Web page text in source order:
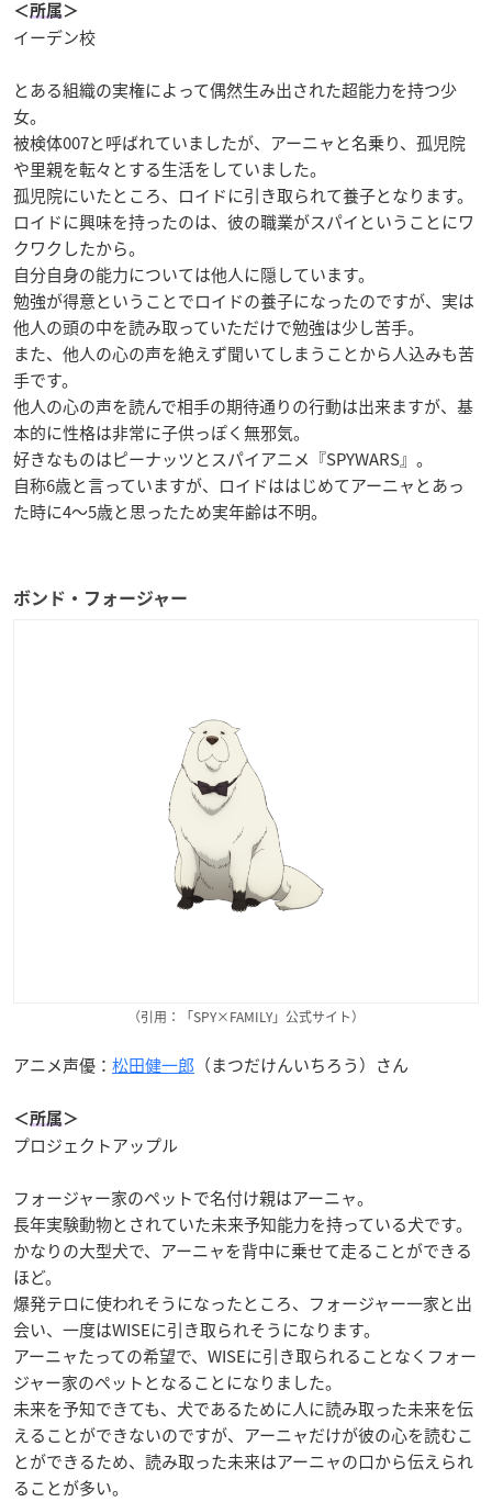
＜所属＞
イーデン校
とある組織の実権によって偶然生み出された超能力を持つ少
女。
被検体007と呼ばれていましたが、アーニャと名乗り、孤児院
や里親を転々とする生活をしていました。
孤児院にいたところ、ロイドに引き取られて養子となります。
ロイドに興味を持ったのは、彼の職業がスパイということにワ
クワクしたから。
自分自身の能力については他人に隠しています。
勉強が得意ということでロイドの養子になったのですが、実は
他人の頭の中を読み取っていただけで勉強は少し苦手。
また、他人の心の声を絶えず聞いてしまうことから人込みも苦
手です。
他人の心の声を読んで相手の期待通りの行動は出来ますが、基
本的に性格は非常に子供っぽく無邪気。
好きなものはピーナッツとスパイアニメ『SPYWARS』。
自称6歳と言っていますが、ロイドははじめてアーニャとあっ
た時に4～5歳と思ったため実年齢は不明。
ボンド・フォージャー
（引用：「SPY×FAMILY」公式サイト）
アニメ声優： 松田健一郎 （まつだけんいちろう）さん
＜所属＞
プロジェクトアップル
フォージャー家のペットで名付け親はアーニャ。
長年実験動物とされていた未来予知能力を持っている犬です。
かなりの大型犬で、アーニャを背中に乗せて走ることができる
ほど。
爆発テロに使われそうになったところ、フォージャー一家と出
会い、一度はWISEに引き取られそうになります。
アーニャたっての希望で、WISEに引き取られることなくフォー
ジャー家のペットとなることになりました。
未来を予知できても、犬であるために人に読み取った未来を伝
えることができないのですが、アーニャだけが彼の心を読むこ
とができるため、読み取った未来はアーニャの口から伝えられ
ることが多い。